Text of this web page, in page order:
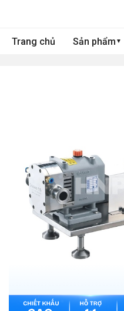
Trang chủ Sản phẩm ▼